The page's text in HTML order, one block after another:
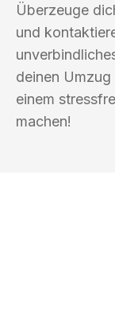
Überzeuge
und
deinen
einem
machen!